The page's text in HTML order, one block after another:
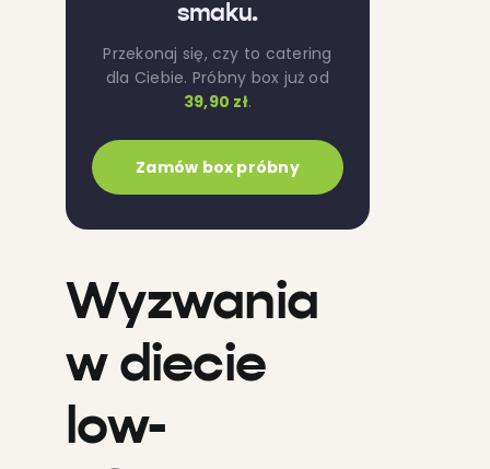
smaku.
Przekonaj się, czy to catering
dla Ciebie. Próbny box już od
39,90 zł.
Zamów box próbny
Wyzwania
w diecie
low-